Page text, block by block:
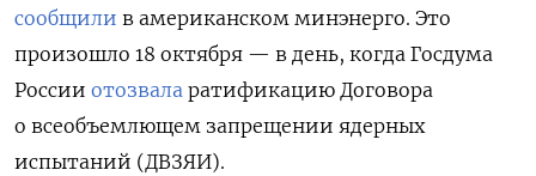
сообщили в американском минэнерго. Это
произошло 18 октября — в день, когда Госдума
России отозвала ратификацию Договора
о всеобъемлющем запрещении ядерных
испытаний (ДВЗЯИ).